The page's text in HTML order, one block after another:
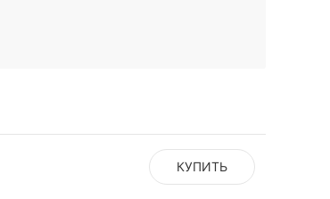
КУПИТЬ